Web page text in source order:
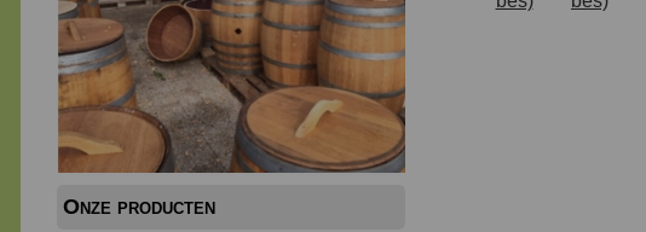
Onze producten